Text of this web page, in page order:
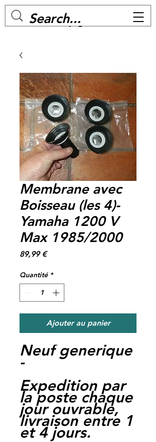
MC BIKE Perpignan
Membrane avec
Boisseau (les 4)-
Yamaha 1200 V
Max 1985/2000
89,99 €Prix
Quantité *
Ajouter au panier
Neuf generique
-
Expedition par
la poste chaque
jour ouvrable,
livraison entre 1
et 4 jours.